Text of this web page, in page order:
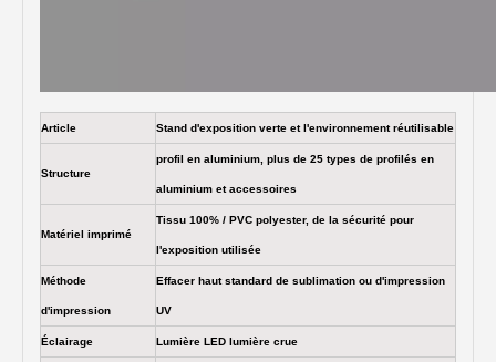
Article Stand d'exposition verte et l'environnement réutilisable
Structure
profil en aluminium, plus de 25 types de profilés en
aluminium et accessoires
Matériel imprimé
Tissu 100% / PVC polyester, de la sécurité pour
l'exposition utilisée
Méthode
d'impression
Effacer haut standard de sublimation ou d'impression
UV
Éclairage Lumière LED lumière crue